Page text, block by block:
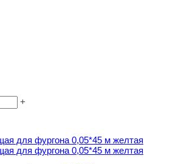
+
для фургона 0,05*45 м желтая